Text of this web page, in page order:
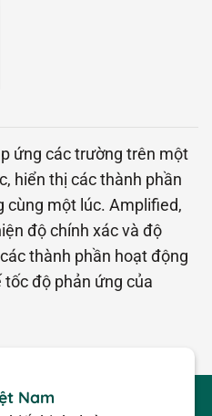
lượng từ trường điện từ
của điện từ trường là
biểu hiện ngay và còn có
cần phải sử dụng máy
đo, xác định điện từ
có các biện pháp khắc
nhất.
từ trường là gì?
nghe nhìn, màn hình vi
ứng các trường trên một
hiển thị các thành phần
cùng một lúc. Amplified,
độ chính xác và độ
thành phần hoạt động
tốc độ phản ứng của
Nam